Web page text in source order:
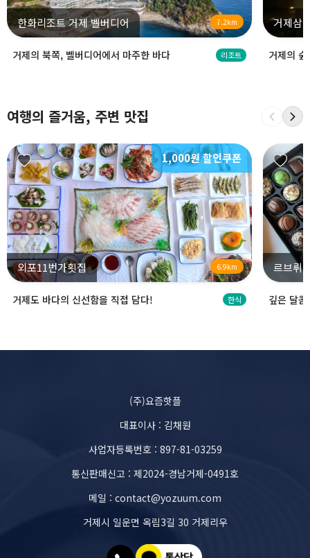
한화리조트 거제 벨버디어 7.2km
거제의 북쪽, 벨버디어에서 마주한 바다 리조트
거제삼
거제의
여행의 즐거움, 주변 맛집
1,000원 할인쿠폰
외포11번가횟집 6.9km
거제도 바다의 신선함을 직접 담다! 한식
르브뤼
깊은 달
(주)요즘핫플
대표이사 : 김채원
사업자등록번호 : 897-81-03259
통신판매신고 : 제2024-경남거제-0491호
메일 : contact@yozuum.com
거제시 일운면 옥림3길 30 거제리우